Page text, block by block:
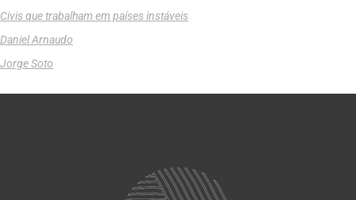
Civis que trabalham em países instáveis
Daniel Arnaudo
Jorge Soto